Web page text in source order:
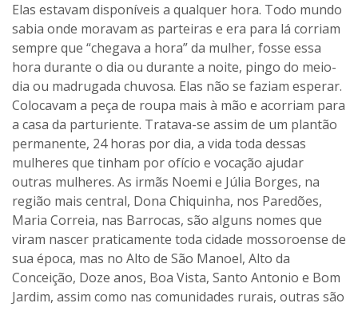
Elas estavam disponíveis a qualquer hora. Todo mundo
sabia onde moravam as parteiras e era para lá corriam
sempre que “chegava a hora” da mulher, fosse essa
hora durante o dia ou durante a noite, pingo do meio-
dia ou madrugada chuvosa. Elas não se faziam esperar.
Colocavam a peça de roupa mais à mão e acorriam para
a casa da parturiente. Tratava-se assim de um plantão
permanente, 24 horas por dia, a vida toda dessas
mulheres que tinham por ofício e vocação ajudar
outras mulheres. As irmãs Noemi e Júlia Borges, na
região mais central, Dona Chiquinha, nos Paredões,
Maria Correia, nas Barrocas, são alguns nomes que
viram nascer praticamente toda cidade mossoroense de
sua época, mas no Alto de São Manoel, Alto da
Conceição, Doze anos, Boa Vista, Santo Antonio e Bom
Jardim, assim como nas comunidades rurais, outras são